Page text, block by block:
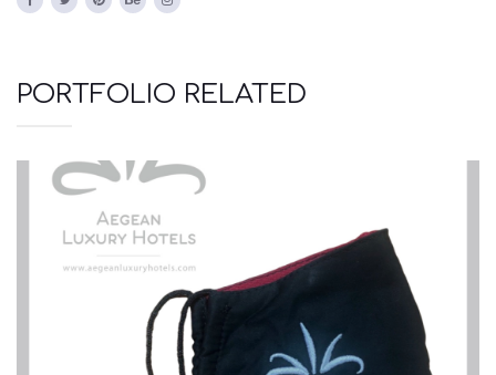
PORTFOLIO RELATED
Μάσκες